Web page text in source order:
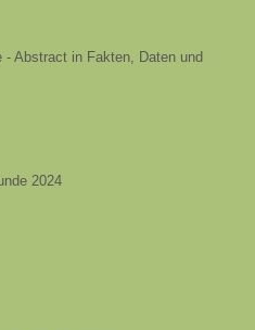
Abstract in Fakten, Daten und
2024